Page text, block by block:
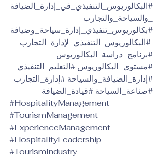
#البكالوريوس_التنفيذي_في_إدارة_الضيافة
_والسياحة_والتجارب
#بكالوريوس_تنفيذي_إدارة_سياحة_وضيافة
#البكالوريوس_التنفيذي_لإدارة_التجارب
#برنامج_دراسة_البكالوريوس
#مستوى_البكالوريوس #التعليم_التنفيذي
#إدارة_الضيافة_والسياحة #إدارة_التجارب
#صناعة_السياحة #قيادة_الضيافة
#HospitalityManagement
#TourismManagement
#ExperienceManagement
#HospitalityLeadership
#TourismIndustry